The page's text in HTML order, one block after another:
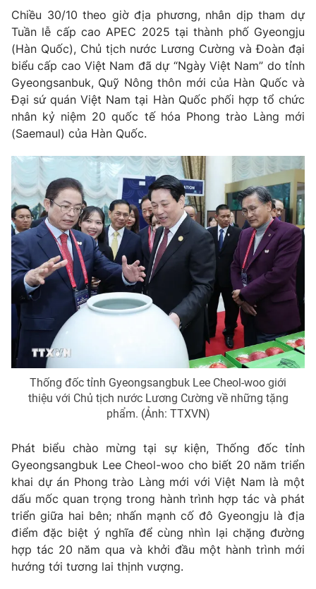
Học trực tuyến
Hitech Công nghệ tương lai
Sản phẩm
Thị trường
Tư vấn
Giao lưu trực tuyến
Lịch phát sóng
Chuyên mục khác
Emagazine Podcast
Photo Infographic
Video Shorts video
VTV Money VTV Thể thao
VTV Sức khoẻ Bất động sản
Thị trường 24h Tấm lòng Việt
VTV4 Vươn mình bằng AI
VTV9 VTV8
Liên hệ tòa soạn English
THỜI BÁO VTV
Chiều 30/10 theo giờ địa phương, nhân dịp tham dự
Tuần lễ cấp cao APEC 2025 tại thành phố Gyeongju
(Hàn Quốc), Chủ tịch nước Lương Cường và Đoàn đại
biểu cấp cao Việt Nam đã dự “Ngày Việt Nam” do tỉnh
Gyeongsanbuk, Quỹ Nông thôn mới của Hàn Quốc và
Đại sứ quán Việt Nam tại Hàn Quốc phối hợp tổ chức
nhân kỷ niệm 20 quốc tế hóa Phong trào Làng mới
(Saemaul) của Hàn Quốc.
Thống đốc tỉnh Gyeongsangbuk Lee Cheol-woo giới
thiệu với Chủ tịch nước Lương Cường về những tặng
phẩm. (Ảnh: TTXVN)
Phát biểu chào mừng tại sự kiện, Thống đốc tỉnh
Gyeongsangbuk Lee Cheol-woo cho biết 20 năm triển
khai dự án Phong trào Làng mới với Việt Nam là một
dấu mốc quan trọng trong hành trình hợp tác và phát
triển giữa hai bên; nhấn mạnh cố đô Gyeongju là địa
điểm đặc biệt ý nghĩa để cùng nhìn lại chặng đường
hợp tác 20 năm qua và khởi đầu một hành trình mới
hướng tới tương lai thịnh vượng.